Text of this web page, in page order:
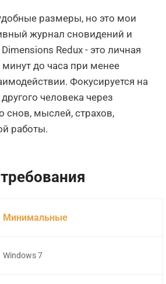
размеры, но это мои
журнал сновидений и
Redux - это личная
минут до часа при менее
Фокусируется на
человека через
снов, мыслей, страхов,
работы.
Минимальные
Windows 7